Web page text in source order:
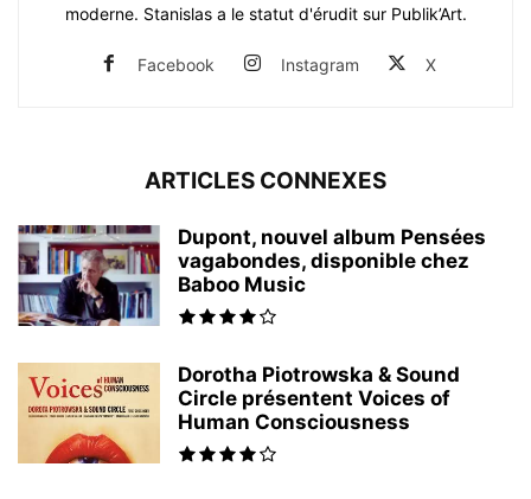
moderne. Stanislas a le statut d'érudit sur Publik’Art.
Facebook Instagram X
ARTICLES CONNEXES
Dupont, nouvel album Pensées
vagabondes, disponible chez
Baboo Music
Dorotha Piotrowska & Sound
Circle présentent Voices of
Human Consciousness